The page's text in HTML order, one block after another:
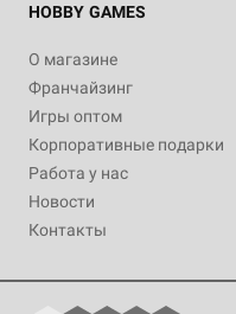
HOBBY GAMES
О магазине
Франчайзинг
Игры оптом
Корпоративные подарки
Работа у нас
Новости
Контакты